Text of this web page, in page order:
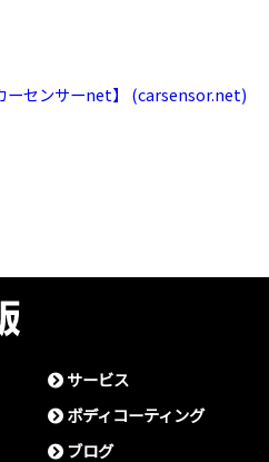
ーセンサーnet】 (carsensor.net)
サービス
ボディコーティング
ブログ